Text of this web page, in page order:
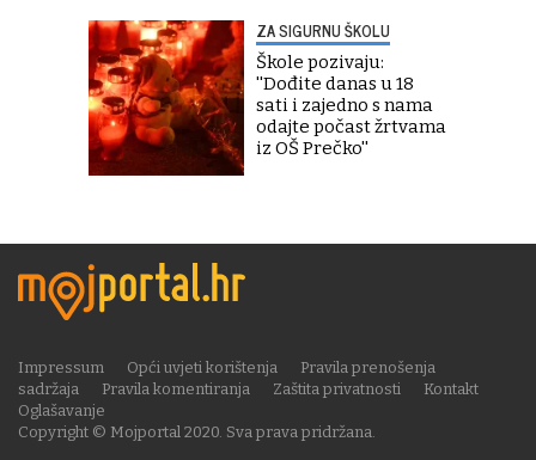
ZA SIGURNU ŠKOLU
Škole pozivaju:
''Dođite danas u 18
sati i zajedno s nama
odajte počast žrtvama
iz OŠ Prečko''
Copyright © Mojportal 2020. Sva prava pridržana.
Impressum Opći uvjeti korištenja
Pravila prenošenja
sadržaja
Pravila komentiranja Zaštita privatnosti
Kontakt
Oglašavanje